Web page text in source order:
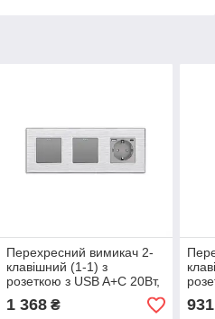
Перехресний вимикач 2-
клавішний (1-1) з
розеткою з USB A+C 20Вт,
заземлення, WALLPAD
16А 230 В, сірий алюміній
1 368₴ 931